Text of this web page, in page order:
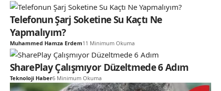
Telefonun Şarj Soketine Su Kaçtı Ne
Yapmalıyım?
Muhammed Hamza Erdem11 Minimum Okuma
SharePlay Çalışmıyor Düzeltmede 6 Adım
Teknoloji Haber6 Minimum Okuma